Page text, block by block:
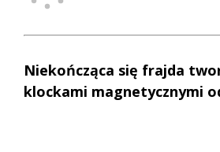
Niekończąca się frajda
klockami magnetycznymi